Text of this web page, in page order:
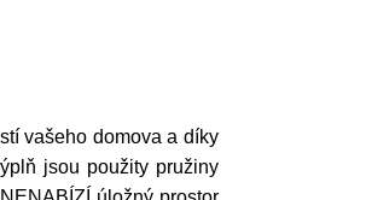
vašeho domova a díky
jsou použity pružiny